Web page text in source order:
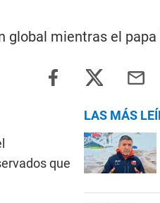
mientras el
que
LAS MÁS